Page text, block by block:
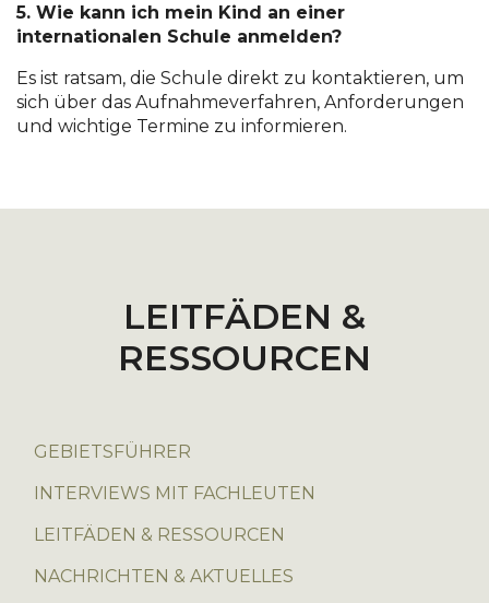
5. Wie kann ich mein Kind an einer
internationalen Schule anmelden?
Es ist ratsam, die Schule direkt zu kontaktieren, um
sich über das Aufnahmeverfahren, Anforderungen
und wichtige Termine zu informieren.
LEITFÄDEN &
RESSOURCEN
GEBIETSFÜHRER
INTERVIEWS MIT FACHLEUTEN
LEITFÄDEN & RESSOURCEN
NACHRICHTEN & AKTUELLES